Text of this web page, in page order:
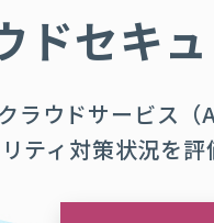
ドセキ
ラウドサービス
ティ対策状況を